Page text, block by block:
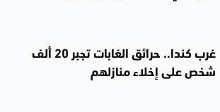
غرب كندا.. حرائق الغابات تجبر 20 ألف
شخص على إخلاء منازلهم